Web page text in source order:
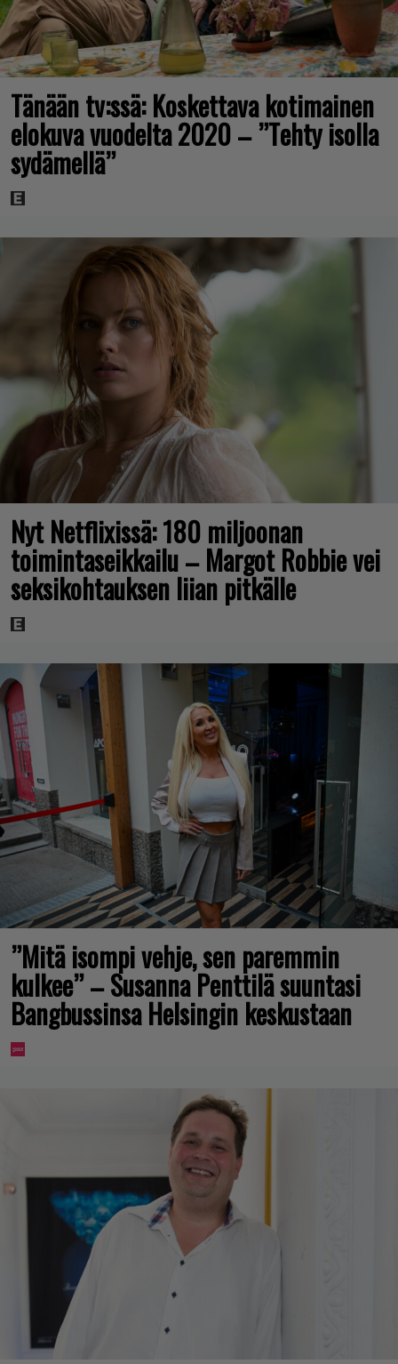
Tänään tv:ssä: Koskettava kotimainen
elokuva vuodelta 2020 – ”Tehty isolla
sydämellä”
Nyt Netflixissä: 180 miljoonan
toimintaseikkailu – Margot Robbie vei
seksikohtauksen liian pitkälle
”Mitä isompi vehje, sen paremmin
kulkee” – Susanna Penttilä suuntasi
Bangbussinsa Helsingin keskustaan